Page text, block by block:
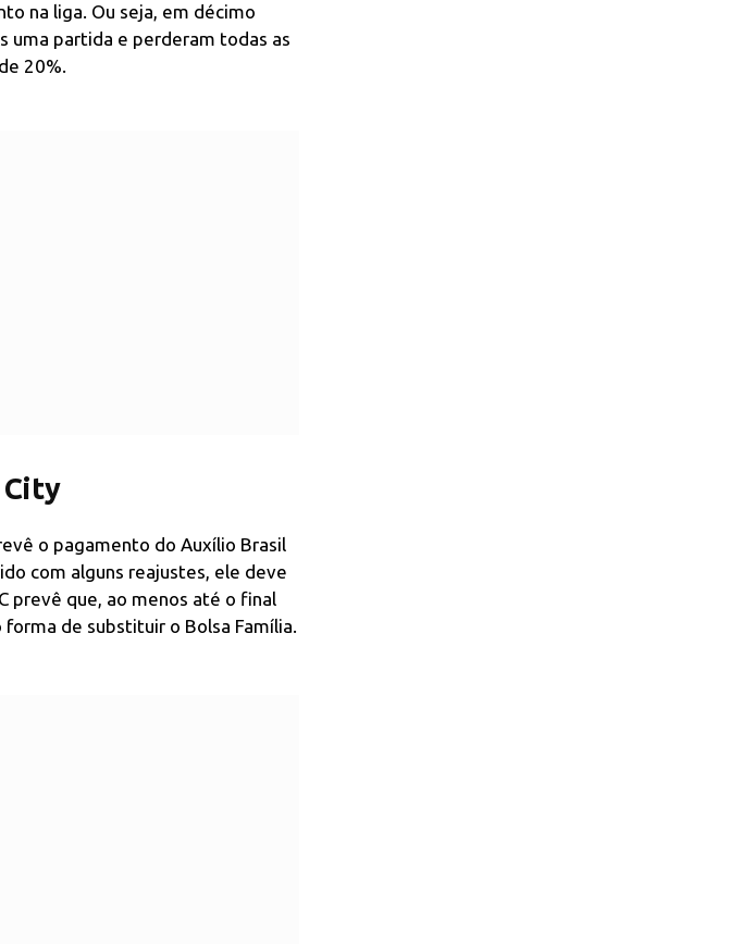
na liga. Ou seja, em décimo
uma partida e perderam todas as
20%.
City
o pagamento do Auxílio Brasil
com alguns reajustes, ele deve
prevê que, ao menos até o final
de substituir o Bolsa Família.